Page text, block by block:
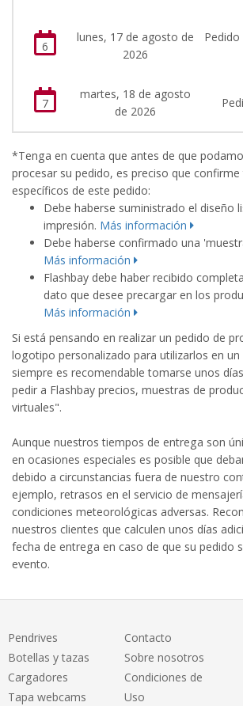
6
lunes, 17 de agosto de
2026
7
martes, 18 de agosto
de 2026
*Tenga en cuenta que antes de que
procesar su pedido, es preciso que
específicos de este pedido:
Debe haberse suministrado el diseño
impresión. Más información
Debe haberse confirmado una
Más información
Flashbay debe haber recibido
dato que desee precargar en los
Más información
Si está pensando en realizar un pedido de
logotipo personalizado para utilizarlos en
siempre es recomendable tomarse unos
pedir a Flashbay precios, muestras de
virtuales".
Aunque nuestros tiempos de entrega son
en ocasiones especiales es posible que
debido a circunstancias fuera de nuestro
ejemplo, retrasos en el servicio de
condiciones meteorológicas adversas.
nuestros clientes que calculen unos días
fecha de entrega en caso de que su pedido
evento.
Pendrives
Botellas y tazas
Cargadores
Tapa webcams
Contacto
Sobre nosotros
Condiciones de
Uso